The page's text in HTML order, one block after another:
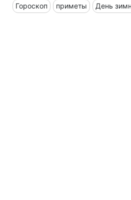
Гороскоп приметы День